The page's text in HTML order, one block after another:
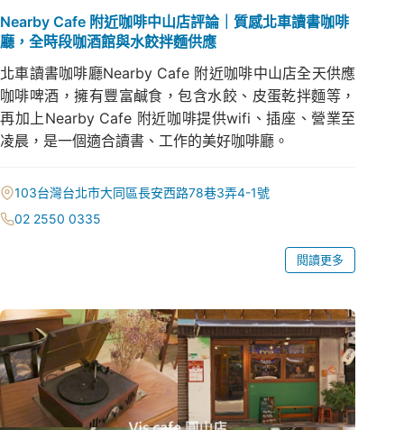
Nearby Cafe 附近咖啡中山店評論｜質感北車讀書咖啡
廳，全時段咖酒館與水餃拌麵供應
北車讀書咖啡廳Nearby Cafe 附近咖啡中山店全天供應
咖啡啤酒，擁有豐富鹹食，包含水餃、皮蛋乾拌麵等，
再加上Nearby Cafe 附近咖啡提供wifi、插座、營業至
凌晨，是一個適合讀書、工作的美好咖啡廳。
103台灣台北市大同區長安西路78巷3弄4-1號
02 2550 0335
閱讀更多